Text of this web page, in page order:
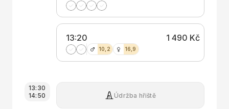
13:20 1 490 Kč
10,2 16,9
13:30
14:50
Údržba hřiště